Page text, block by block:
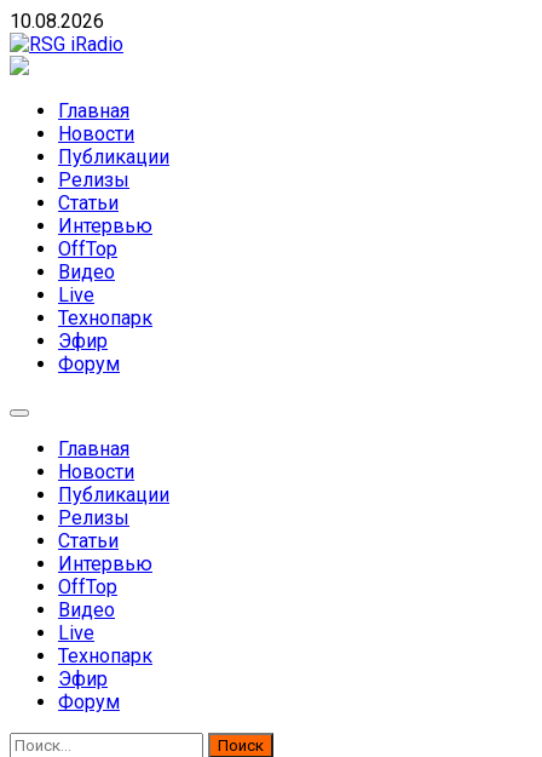
Skip
to
content
10.08.2026
направлений без возрастных ограничений
Главная
Новости
Публикации
Релизы
Статьи
Интервью
OffTop
Видео
Live
Технопарк
Эфир
Форум
Главная
Новости
Публикации
Релизы
Статьи
Интервью
OffTop
Видео
Live
Технопарк
Эфир
Форум
Найти: